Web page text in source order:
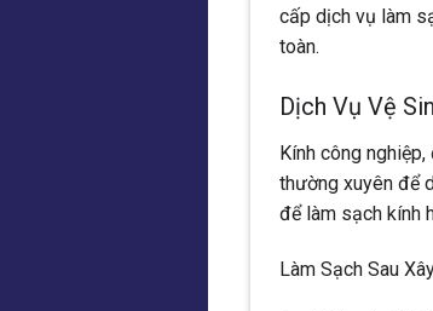
cấp dịch vụ làm
toàn.
Dịch Vụ Vệ
Kính công
thường xuyên để
để làm sạch kính
Làm Sạch Sau